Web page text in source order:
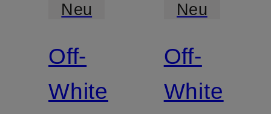
Neu
Off-
White
Neu
Off-
White